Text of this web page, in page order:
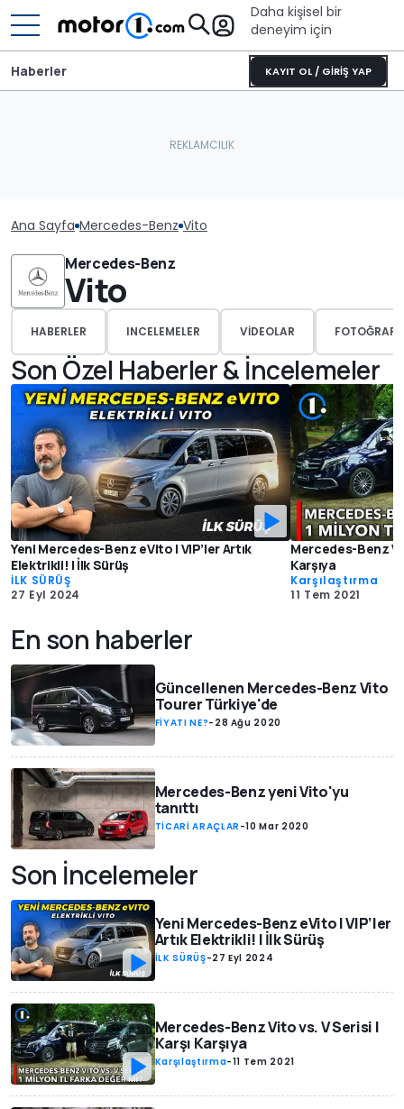
Daha kişisel bir
deneyim için
KAYIT OL / GİRİŞ YAP
Haberler
Ana Sayfa Mercedes-Benz Vito
Mercedes-Benz
Vito
HABERLER INCELEMELER VIDEOLAR
Son Özel Haberler & İncelemeler
Yeni Mercedes-Benz eVito | VIP’ler Artık
Elektrikli! | İlk Sürüş
İLK SÜRÜŞ
27 Eyl 2024
Mercedes-Benz
Karşıya
Karşılaştırma
11 Tem 2021
En son haberler
Güncellenen Mercedes-Benz Vito
Tourer Türkiye'de
FİYATI NE?- 28 Ağu 2020
Mercedes-Benz yeni Vito'yu
tanıttı
TİCARİ ARAÇLAR -10 Mar 2020
Son İncelemeler
Yeni Mercedes-Benz eVito | VIP’ler
Artık Elektrikli! | İlk Sürüş
İLK SÜRÜŞ-27 Eyl 2024
Mercedes-Benz Vito vs. V Serisi |
Karşı Karşıya
Karşılaştırma-11 Tem 2021